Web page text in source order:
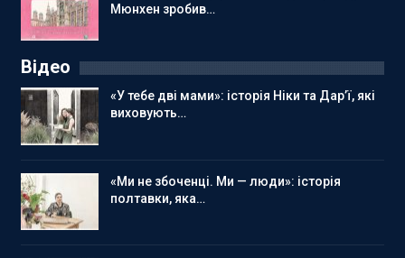
Мюнхен зробив…
Відео
«У тебе дві мами»: історія Ніки та Дар’ї, які
виховують…
«Ми не збоченці. Ми — люди»: історія
полтавки, яка…